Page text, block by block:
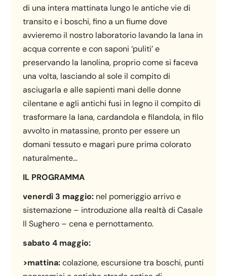
di una intera mattinata lungo le antiche vie di
transito e i boschi, fino a un fiume dove
avvieremo il nostro laboratorio lavando la lana in
acqua corrente e con saponi ‘puliti’ e
preservando la lanolina, proprio come si faceva
una volta, lasciando al sole il compito di
asciugarla e alle sapienti mani delle donne
cilentane e agli antichi fusi in legno il compito di
trasformare la lana, cardandola e filandola, in filo
avvolto in matassine, pronto per essere un
domani tessuto e magari pure prima colorato
naturalmente…
IL PROGRAMMA
venerdì 3 maggio: nel pomeriggio arrivo e
sistemazione – introduzione alla realtà di Casale
Il Sughero – cena e pernottamento.
sabato 4 maggio:
>mattina:colazione, escursione tra boschi, punti